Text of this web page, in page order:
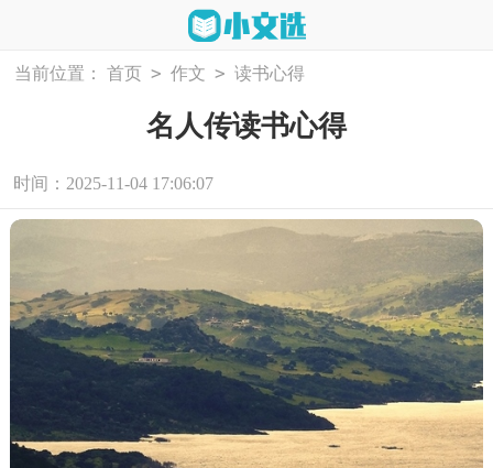
当前位置： 首页 > 作文 > 读书心得
名人传读书心得
时间：2025-11-04 17:06:07